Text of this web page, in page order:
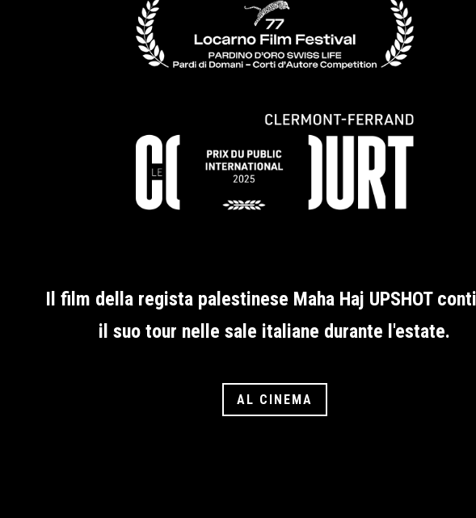
Il film della regista palestinese Maha Haj UPSHOT
il suo tour nelle sale italiane durante l'estate.
AL CINEMA